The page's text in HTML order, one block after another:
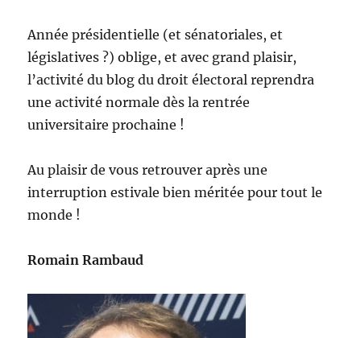
Année présidentielle (et sénatoriales, et
législatives ?) oblige, et avec grand plaisir,
l’activité du blog du droit électoral reprendra
une activité normale dès la rentrée
universitaire prochaine !
Au plaisir de vous retrouver après une
interruption estivale bien méritée pour tout le
monde !
Romain Rambaud